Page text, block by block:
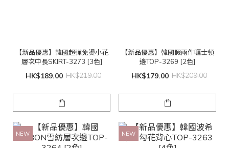
【新品優惠】韓國超彈免燙小花
層次中長SKIRT-3273 [3色]
HK$189.00 HK$219.00
【新品優惠】韓國假兩件喱士領
邊TOP-3269 [2色]
HK$179.00 HK$209.00
NEW NEW